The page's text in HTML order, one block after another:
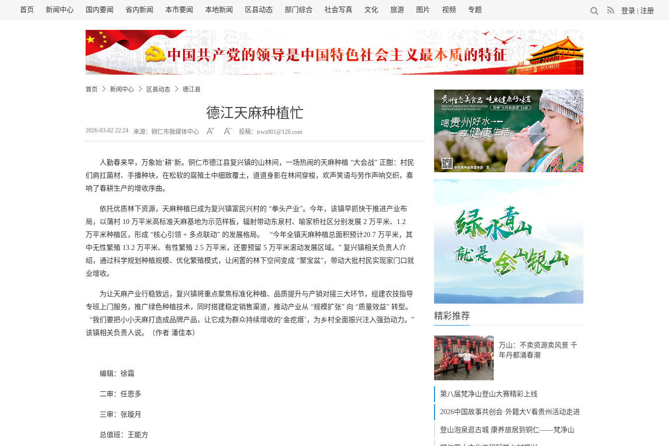
登录 注册
首页 新闻中心 国内要闻 省内新闻 本市要闻 本地新闻 区县动态 部门综合 社会写真 文化 旅游 图片 视频 专题
首页 新闻中心 区县动态 德江县
德江天麻种植忙
2026-03-02 22:24 来源：铜仁市融媒体中心 投稿：trwz001@126.com
人勤春来早，万象始‘耕’新。铜仁市德江县复兴镇的山林间，一场热闹的天麻种植 “大会战” 正酣：村民
们肩扛菌材、手播种块，在松软的腐殖土中细致覆土，道道身影在林间穿梭，欢声笑语与劳作声响交织，奏
响了春耕生产的增收序曲。
依托优质林下资源，天麻种植已成为复兴镇富民兴村的 “拳头产业”。今年，该镇早抓快干推进产业布
局，以蒲村 10 万平米高标准天麻基地为示范样板，辐射带动东泉村、喻家桥社区分别发展 2 万平米、1.2
万平米种植区，形成 “核心引领 + 多点联动” 的发展格局。 “今年全镇天麻种植总面积预计20.7 万平米，其
中无性繁殖 13.2 万平米、有性繁殖 2.5 万平米，还要预留 5 万平米滚动发展区域。” 复兴镇相关负责人介
绍，通过科学规划种植规模、优化繁殖模式，让闲置的林下空间变成 “聚宝盆”，带动大批村民实现家门口就
业增收。
为让天麻产业行稳致远，复兴镇将重点聚焦标准化种植、品质提升与产销对接三大环节，组建农技指导
专班上门服务，推广绿色种植技术，同时搭建稳定销售渠道，推动产业从 “规模扩张” 向 “质量效益” 转型。
“我们要把小小天麻打造成品牌产品，让它成为群众持续增收的‘金疙瘩’，为乡村全面振兴注入强劲动力。”
该镇相关负责人说。（作者 潘佳本）
编辑：徐霜
二审：任恩多
三审：张璇月
总值班：王能方
精彩推荐
万山：不卖资源卖风景 千
年丹都涌春潮
第八届梵净山登山大赛精彩上线
2026中国故事共创会·外籍大V看贵州活动走进
登山泡泉逛古城 康养旅居到铜仁——梵净山